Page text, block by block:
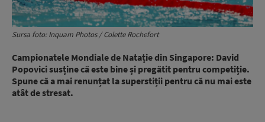
Sursa foto: Inquam Photos / Colette Rochefort
Campionatele Mondiale de Natație din Singapore: David
Popovici susține că este bine și pregătit pentru competiție.
Spune că a mai renunțat la superstiții pentru că nu mai este
atât de stresat.